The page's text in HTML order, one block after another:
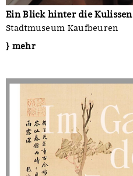
Ein Blick hinter die Kulissen
Stadtmuseum Kaufbeuren
} mehr